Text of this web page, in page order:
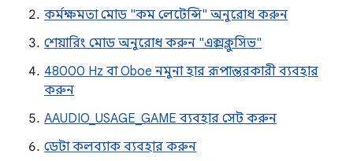
কর্মক্ষমতা মোড "কম লেটেন্সি" অনুরোধ করুন
শেয়ারিং মোড অনুরোধ করুন "এক্সক্লুসিভ"
48000 Hz বা Oboe নমুনা হার রূপান্তরকারী ব্যবহার
করুন
AAUDIO_USAGE_GAME ব্যবহার সেট করুন
ডেটা কলব্যাক ব্যবহার করুন